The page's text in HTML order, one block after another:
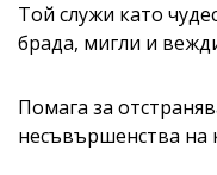
Той служи като
брада, мигли и
Помага за
несъвършенства на